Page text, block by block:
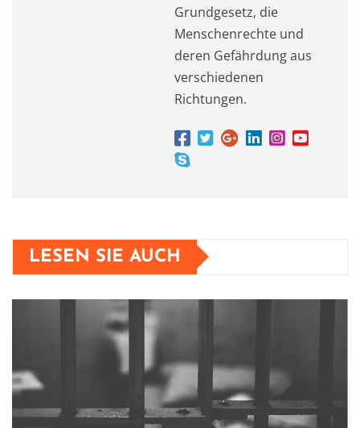
Grundgesetz, die
Menschenrechte und
deren Gefährdung aus
verschiedenen
Richtungen.
LESEN SIE AUCH